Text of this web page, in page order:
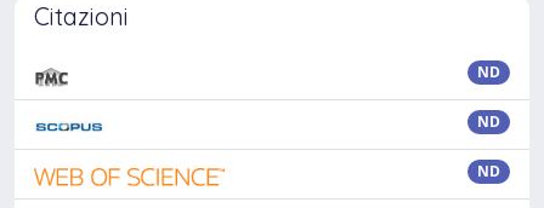
Citazioni
ND
ND
ND